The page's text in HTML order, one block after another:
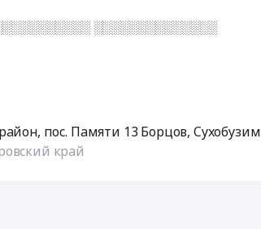
░░░░░░░░░░░░░░
пос. Памяти 13 Борцов,
край